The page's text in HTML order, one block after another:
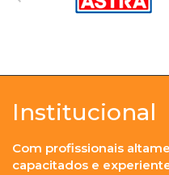
Institucional
Com profissionais
capacitados e